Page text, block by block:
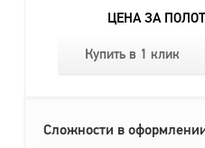
ЦЕНА ЗА
Купить в 1 клик
Сложности в